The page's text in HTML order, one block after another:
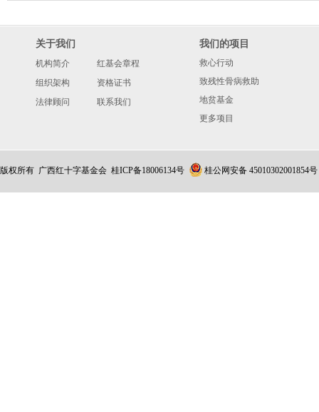
关于我们
机构简介
红基会章程
组织架构
资格证书
法律顾问
联系我们
我们的项目
救心行动
致残性骨病救助
地贫基金
更多项目
版权所有 广西红十字基金会 桂ICP备18006134号 桂公网安备 45010302001854号